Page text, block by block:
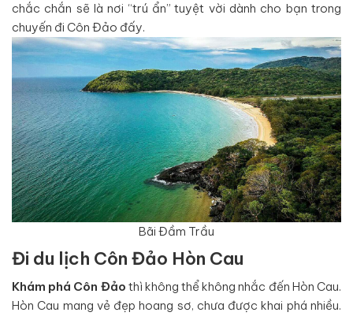
chắc chắn sẽ là nơi “trú ẩn” tuyệt vời dành cho bạn trong
chuyến đi Côn Đảo đấy.
Bãi Đầm Trầu
Đi du lịch Côn Đảo Hòn Cau
Khám phá Côn Đảo thì không thể không nhắc đến Hòn Cau.
Hòn Cau mang vẻ đẹp hoang sơ, chưa được khai phá nhiều.